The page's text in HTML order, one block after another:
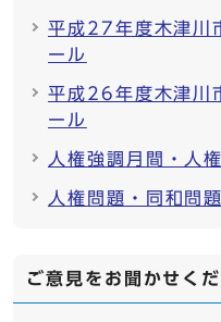
平成27年度木津川
ール
平成26年度木津川
ール
人権強調月間・人
人権問題・同和問
ご意見をお聞かせく